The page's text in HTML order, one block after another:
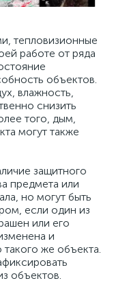
тепловизионные
работе от ряда
объектов.
влажность,
снизить
того, дым,
могут также
защитного
предмета или
но могут быть
если один из
или его
и
же объекта.
объектов.